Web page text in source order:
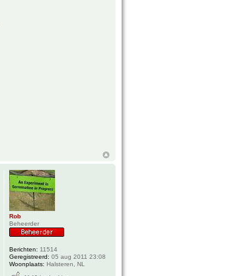
Rob
Beheerder
Berichten: 11514
Geregistreerd: 05 aug 2011 23:08
Woonplaats: Halsteren, NL